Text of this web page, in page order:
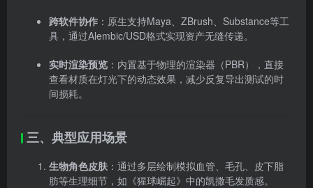
跨软件协作 ：原生支持Maya、ZBrush、Substance等工
具，通过Alembic/USD格式实现资产无缝传递。
实时渲染预览 ：内置基于物理的渲染器（PBR），直接
查看材质在灯光下的动态效果，减少反复导出测试的时
间损耗。
三、典型应用场景
生物角色皮肤 ：通过多层绘制模拟血管、毛孔、皮下脂
肪等生理细节，如《猩球崛起》中的凯撒毛发质感。